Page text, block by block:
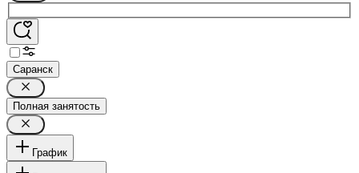
Саранск
Полная занятость
График